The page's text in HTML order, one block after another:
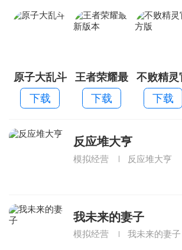
原子大乱斗
下载
王者荣耀最
新版本
下载
不败精灵
方版
下载
反应堆大亨
模拟经营 反应堆大亨
我未来的妻子
模拟经营 我未来的妻子